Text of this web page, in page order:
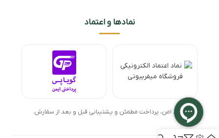
نمادها و اعتماد
خرید امن، پرداخت مطمئن و پشتیبانی قبل و بعد از سفارش.